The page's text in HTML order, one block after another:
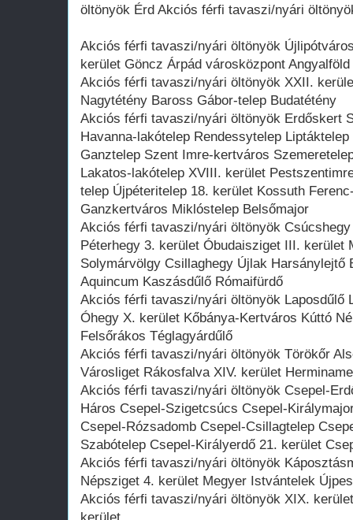
öltönyök Érd Akciós férfi tavaszi/nyári
Akciós férfi tavaszi/nyári öltönyök
kerület Göncz Árpád városközpont
Akciós férfi tavaszi/nyári öltönyök XXII.
Nagytétény Baross Gábor-telep Budatétény
Akciós férfi tavaszi/nyári öltönyök Erdőskert
Havanna-lakótelep Rendessytelep
Ganztelep Szent Imre-kertváros
Lakatos-lakótelep XVIII. kerület
telep Újpéteritelep 18. kerület Kossuth
Ganzkertváros Miklóstelep Belsőmajor
Akciós férfi tavaszi/nyári öltönyök
Péterhegy 3. kerület Óbudaisziget III. kerület
Solymárvölgy Csillaghegy Újlak Harsánylejtő
Aquincum Kaszásdűlő Rómaifürdő
Akciós férfi tavaszi/nyári öltönyök Laposdűlő
Óhegy X. kerület Kőbánya-Kertváros Kúttó
Felsőrákos Téglagyárdűlő
Akciós férfi tavaszi/nyári öltönyök Törökőr
Városliget Rákosfalva XIV. kerület
Akciós férfi tavaszi/nyári öltönyök Csepel-
Háros Csepel-Szigetcsúcs Csepel-
Csepel-Rózsadomb Csepel-Csillagtelep
Szabótelep Csepel-Királyerdő 21. kerület
Akciós férfi tavaszi/nyári öltönyök
Népsziget 4. kerület Megyer Istvántelek
Akciós férfi tavaszi/nyári öltönyök XIX.